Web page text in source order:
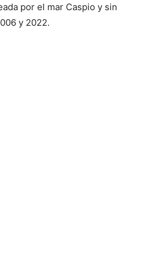
por el mar Caspio y sin
y 2022.